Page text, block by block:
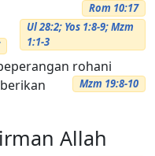
Rom 10:17
Ul 28:2; Yos 1:8-9; Mzm
1:1-3
rohani
Mzm 19:8-10
Allah